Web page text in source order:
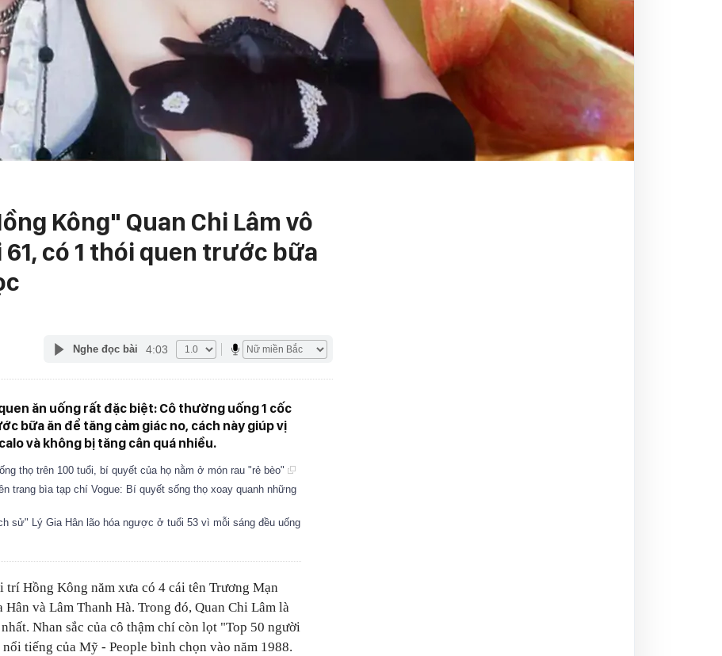
Kông" Quan Chi Lâm vô
có 1 thói quen trước bữa
Nghe đọc bài 4:03
ăn uống rất đặc biệt: Cô thường uống 1 cốc
bữa ăn để tăng cảm giác no, cách này giúp vị
và không bị tăng cân quá nhiều.
thọ trên 100 tuổi, bí quyết của họ nằm ở món rau "rẻ bèo"
trang bìa tạp chí Vogue: Bí quyết sống thọ xoay quanh những
sử" Lý Gia Hân lão hóa ngược ở tuổi 53 vì mỗi sáng đều uống
trí Hồng Kông năm xưa có 4 cái tên Trương Mạn
và Lâm Thanh Hà. Trong đó, Quan Chi Lâm là
Nhan sắc của cô thậm chí còn lọt "Top 50 người
tiếng của Mỹ - People bình chọn vào năm 1988.